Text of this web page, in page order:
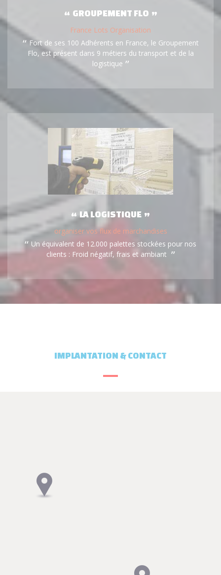
GROUPEMENT FLO
France Lots Organisation
Fort de ses 100 Adhérents en France, le Groupement
Flo, est présent dans 9 métiers du transport et de la
logistique
LA LOGISTIQUE
organiser vos flux de marchandises
Un équivalent de 12.000 palettes stockées pour nos
clients : Froid négatif, frais et ambiant
IMPLANTATION & CONTACT